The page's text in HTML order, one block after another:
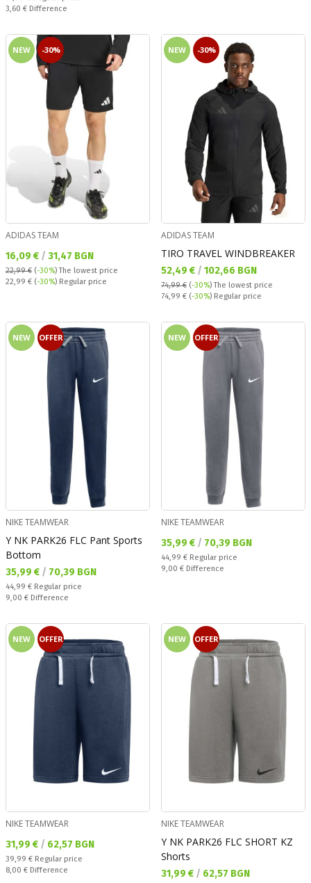
Спестявате:
3,60 € Difference
NEW -30%
ADIDAS TEAM
Текуща цена:
16,09 € / 31,47 BGN
22,99 € (-30%)The lowest price
Regular price:
22,99 € (-30%) Regular price
NEW -30%
ADIDAS TEAM
TIRO TRAVEL WINDBREAKER
Текуща цена:
52,49 € / 102,66 BGN
74,99 € (-30%)The lowest price
Regular price:
74,99 € (-30%) Regular price
NEW OFFER
NIKE TEAMWEAR
Y NK PARK26 FLC Pant Sports
Bottom
Текуща цена:
35,99 € / 70,39 BGN
Regular price:
44,99 € Regular price
Спестявате:
9,00 € Difference
NEW OFFER
NIKE TEAMWEAR
Текуща цена:
35,99 € / 70,39 BGN
Regular price:
44,99 € Regular price
Спестявате:
9,00 € Difference
NEW OFFER
NIKE TEAMWEAR
Текуща цена:
31,99 € / 62,57 BGN
Regular price:
39,99 € Regular price
Спестявате:
8,00 € Difference
NEW OFFER
NIKE TEAMWEAR
Y NK PARK26 FLC SHORT KZ
Shorts
Текуща цена:
31,99 € / 62,57 BGN